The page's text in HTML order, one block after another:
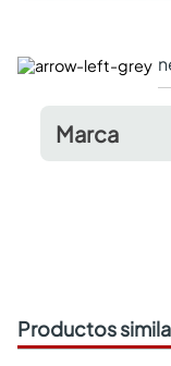
Marca
Productos